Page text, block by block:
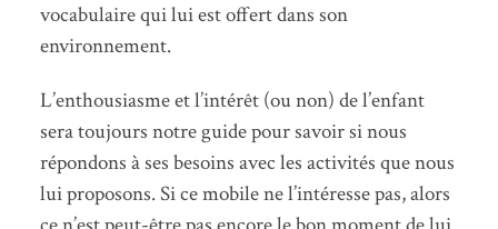
vocabulaire qui lui est offert dans son
environnement.
L’enthousiasme et l’intérêt (ou non) de l’enfant
sera toujours notre guide pour savoir si nous
répondons à ses besoins avec les activités que nous
lui proposons. Si ce mobile ne l’intéresse pas, alors